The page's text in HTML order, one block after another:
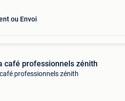
ou Envoi
café professionnels zénith
professionnels zénith